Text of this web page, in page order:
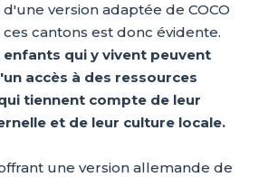
d'une version adaptée de COCO
ces cantons est donc évidente.
enfants qui y vivent peuvent
accès à des ressources
tiennent compte de leur
et de leur culture locale.
une version allemande de